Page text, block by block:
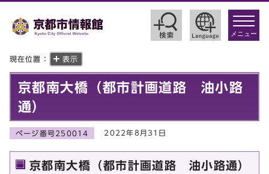
toggle
メニュー
現在位置： 表示
京都南大橋（都市計画道路 油小路
通）
ページ番号250014 2022年8月31日
京都南大橋（都市計画道路 油小路通）